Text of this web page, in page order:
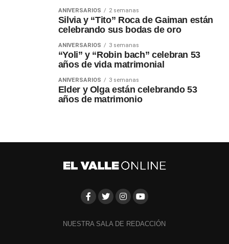
ANIVERSARIOS 2 semanas
Silvia y “Tito” Roca de Gaiman están
celebrando sus bodas de oro
ANIVERSARIOS 3 semanas
“Yoli” y “Robin bach” celebran 53
años de vida matrimonial
ANIVERSARIOS 3 semanas
Elder y Olga están celebrando 53
años de matrimonio
NUESTRA SALA DE REDACCIÓN